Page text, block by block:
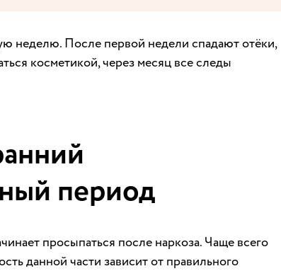
неделю. После первой недели спадают отёки,
косметикой, через месяц все следы
период
просыпаться после наркоза. Чаще всего
данной части зависит от правильного